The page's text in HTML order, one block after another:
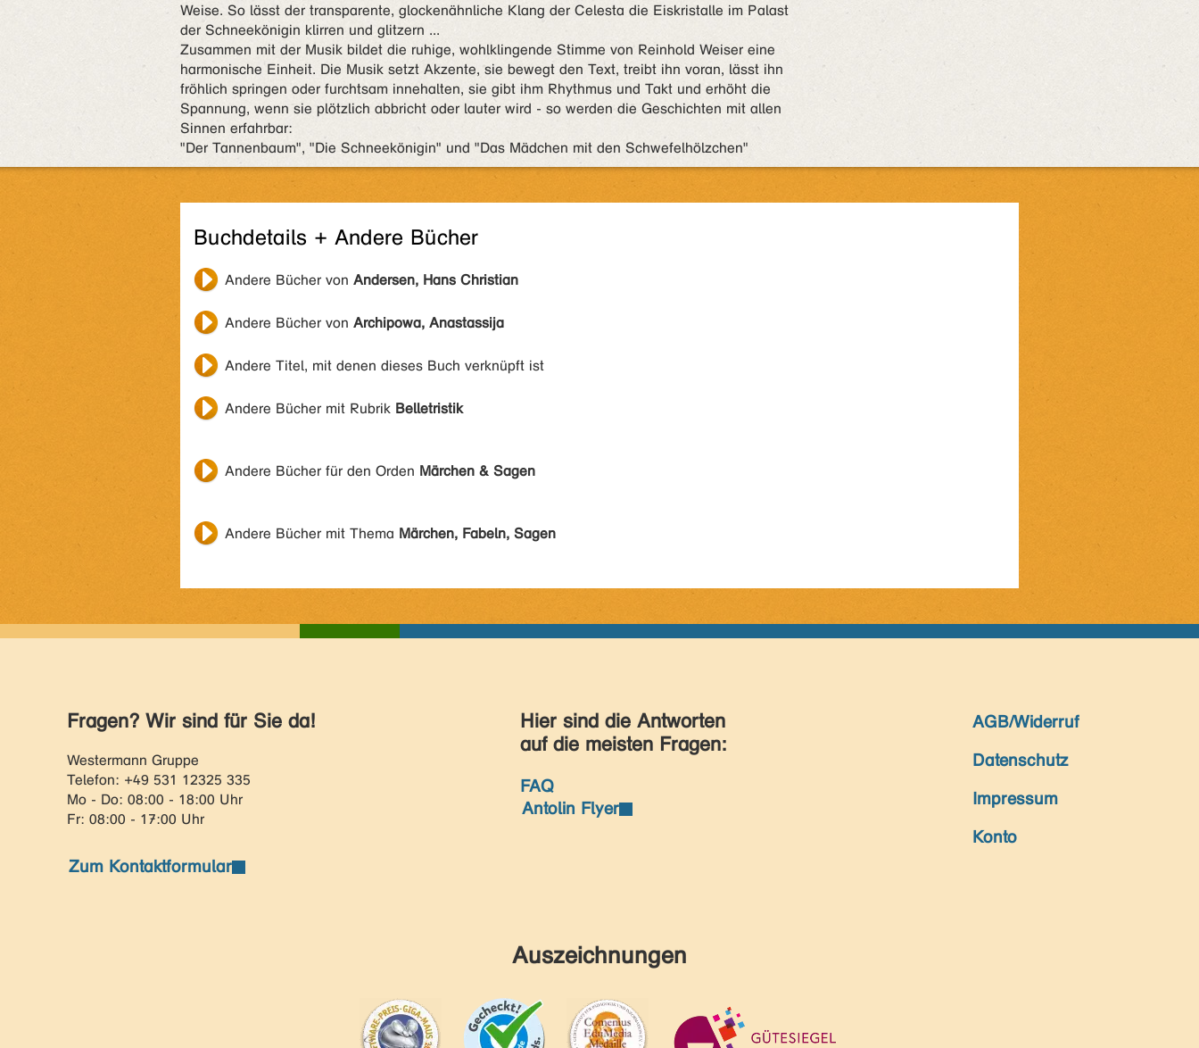
Weise. So lässt der transparente, glockenähnliche Klang der Celesta die Eiskristalle im Palast
der Schneekönigin klirren und glitzern ...
Zusammen mit der Musik bildet die ruhige, wohlklingende Stimme von Reinhold Weiser eine
harmonische Einheit. Die Musik setzt Akzente, sie bewegt den Text, treibt ihn voran, lässt ihn
fröhlich springen oder furchtsam innehalten, sie gibt ihm Rhythmus und Takt und erhöht die
Spannung, wenn sie plötzlich abbricht oder lauter wird - so werden die Geschichten mit allen
Sinnen erfahrbar:
"Der Tannenbaum", "Die Schneekönigin" und "Das Mädchen mit den Schwefelhölzchen"
Buchdetails + Andere Bücher
Andere Bücher von Andersen, Hans Christian
Andere Bücher von Archipowa, Anastassija
Andere Titel, mit denen dieses Buch verknüpft ist
Andere Bücher mit Rubrik Belletristik
Andere Bücher für den Orden Märchen & Sagen
Andere Bücher mit Thema Märchen, Fabeln, Sagen